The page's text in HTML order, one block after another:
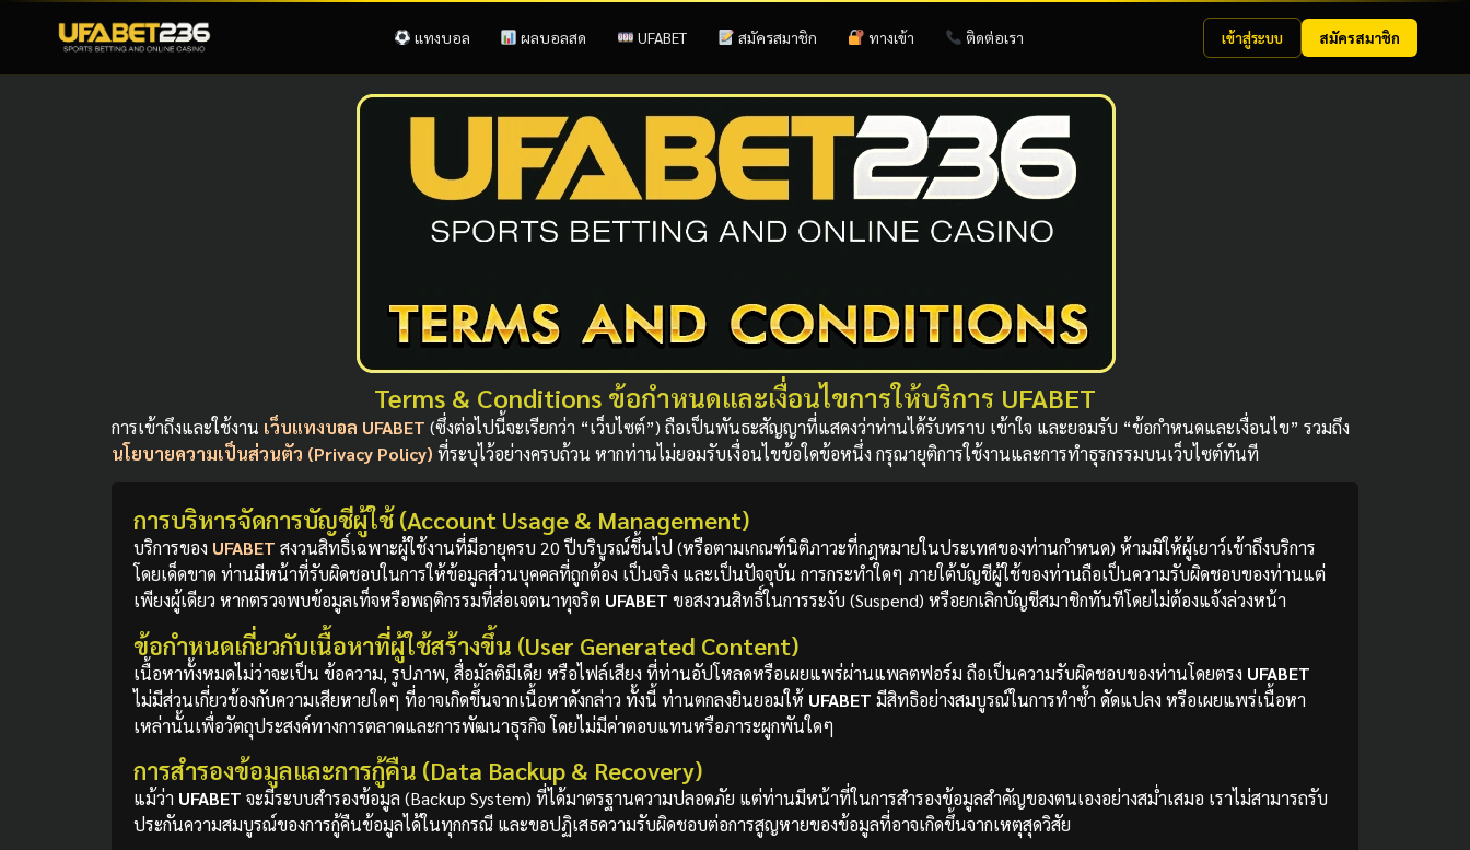
แทงบอล ผลบอลสด UFABET สมัครสมาชิก ทางเข้า ติดต่อเรา เข้าสู่ระบบ สมัครสมาชิก
Terms & Conditions ข้อกำหนดและเงื่อนไขการให้บริการ UFABET
การเข้าถึงและใช้งาน เว็บแทงบอล UFABET (ซึ่งต่อไปนี้จะเรียกว่า “เว็บไซต์”) ถือเป็นพันธะสัญญาที่แสดงว่าท่านได้รับทราบ เข้าใจ และยอมรับ “ข้อกำหนดและเงื่อนไข” รวมถึง
นโยบายความเป็นส่วนตัว (Privacy Policy) ที่ระบุไว้อย่างครบถ้วน หากท่านไม่ยอมรับเงื่อนไขข้อใดข้อหนึ่ง กรุณายุติการใช้งานและการทำธุรกรรมบนเว็บไซต์ทันที
การบริหารจัดการบัญชีผู้ใช้ (Account Usage & Management)
บริการของ UFABET สงวนสิทธิ์เฉพาะผู้ใช้งานที่มีอายุครบ 20 ปีบริบูรณ์ขึ้นไป (หรือตามเกณฑ์นิติภาวะที่กฎหมายในประเทศของท่านกำหนด) ห้ามมิให้ผู้เยาว์เข้าถึงบริการ
โดยเด็ดขาด ท่านมีหน้าที่รับผิดชอบในการให้ข้อมูลส่วนบุคคลที่ถูกต้อง เป็นจริง และเป็นปัจจุบัน การกระทำใดๆ ภายใต้บัญชีผู้ใช้ของท่านถือเป็นความรับผิดชอบของท่านแต่
เพียงผู้เดียว หากตรวจพบข้อมูลเท็จหรือพฤติกรรมที่ส่อเจตนาทุจริต UFABET ขอสงวนสิทธิ์ในการระงับ (Suspend) หรือยกเลิกบัญชีสมาชิกทันทีโดยไม่ต้องแจ้งล่วงหน้า
ข้อกำหนดเกี่ยวกับเนื้อหาที่ผู้ใช้สร้างขึ้น (User Generated Content)
เนื้อหาทั้งหมดไม่ว่าจะเป็น ข้อความ, รูปภาพ, สื่อมัลติมีเดีย หรือไฟล์เสียง ที่ท่านอัปโหลดหรือเผยแพร่ผ่านแพลตฟอร์ม ถือเป็นความรับผิดชอบของท่านโดยตรง UFABET
ไม่มีส่วนเกี่ยวข้องกับความเสียหายใดๆ ที่อาจเกิดขึ้นจากเนื้อหาดังกล่าว ทั้งนี้ ท่านตกลงยินยอมให้ UFABET มีสิทธิอย่างสมบูรณ์ในการทำซ้ำ ดัดแปลง หรือเผยแพร่เนื้อหา
เหล่านั้นเพื่อวัตถุประสงค์ทางการตลาดและการพัฒนาธุรกิจ โดยไม่มีค่าตอบแทนหรือภาระผูกพันใดๆ
การสำรองข้อมูลและการกู้คืน (Data Backup & Recovery)
แม้ว่า UFABET จะมีระบบสำรองข้อมูล (Backup System) ที่ได้มาตรฐานความปลอดภัย แต่ท่านมีหน้าที่ในการสำรองข้อมูลสำคัญของตนเองอย่างสม่ำเสมอ เราไม่สามารถรับ
ประกันความสมบูรณ์ของการกู้คืนข้อมูลได้ในทุกกรณี และขอปฏิเสธความรับผิดชอบต่อการสูญหายของข้อมูลที่อาจเกิดขึ้นจากเหตุสุดวิสัย